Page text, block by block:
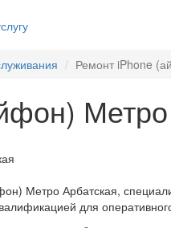
Ремонт iPhone
Метро
Метро Арбатская,
для